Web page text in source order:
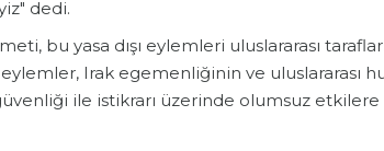
dedi.
bu yasa dışı eylemleri uluslararası
Irak egemenliğinin ve uluslararası
ile istikrarı üzerinde olumsuz etkilere